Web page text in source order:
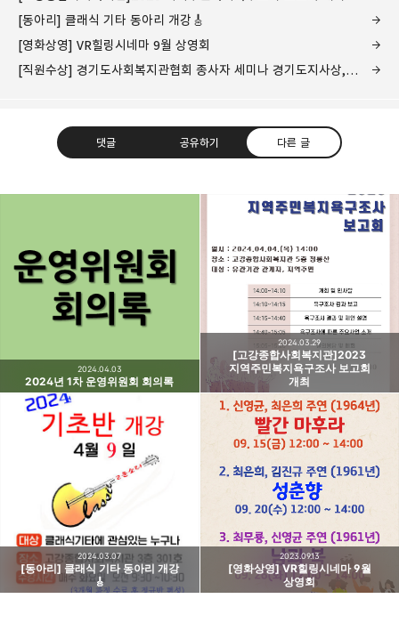
[동아리] 클래식 기타 동아리 개강🎸
[영화상영] VR힐링시네마 9월 상영회
[직원수상] 경기도사회복지관협회 종사자 세미나 경기도지사상, 우수프로그램 우수상 수상
댓글 공유하기 다른 글
고강종합사회복지관
주민의 가능성과 꿈을 실현하는 지역사회를 응원하는
고강종합사회복지관입니다.
구독하기
카카오톡 라인 트위터
밴드 Pocket
2024년 1차 운영위원회 회의록
2024.04.03
[고강종합사회복지관]2023
지역주민복지욕구조사 보고회
개최
2024.03.29
[동아리] 클래식 기타 동아리 개강
🎸
2024.03.07
[영화상영] VR힐링시네마 9월
상영회
2023.09.13